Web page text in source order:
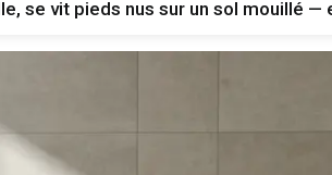
se vit pieds nus sur un sol mouillé